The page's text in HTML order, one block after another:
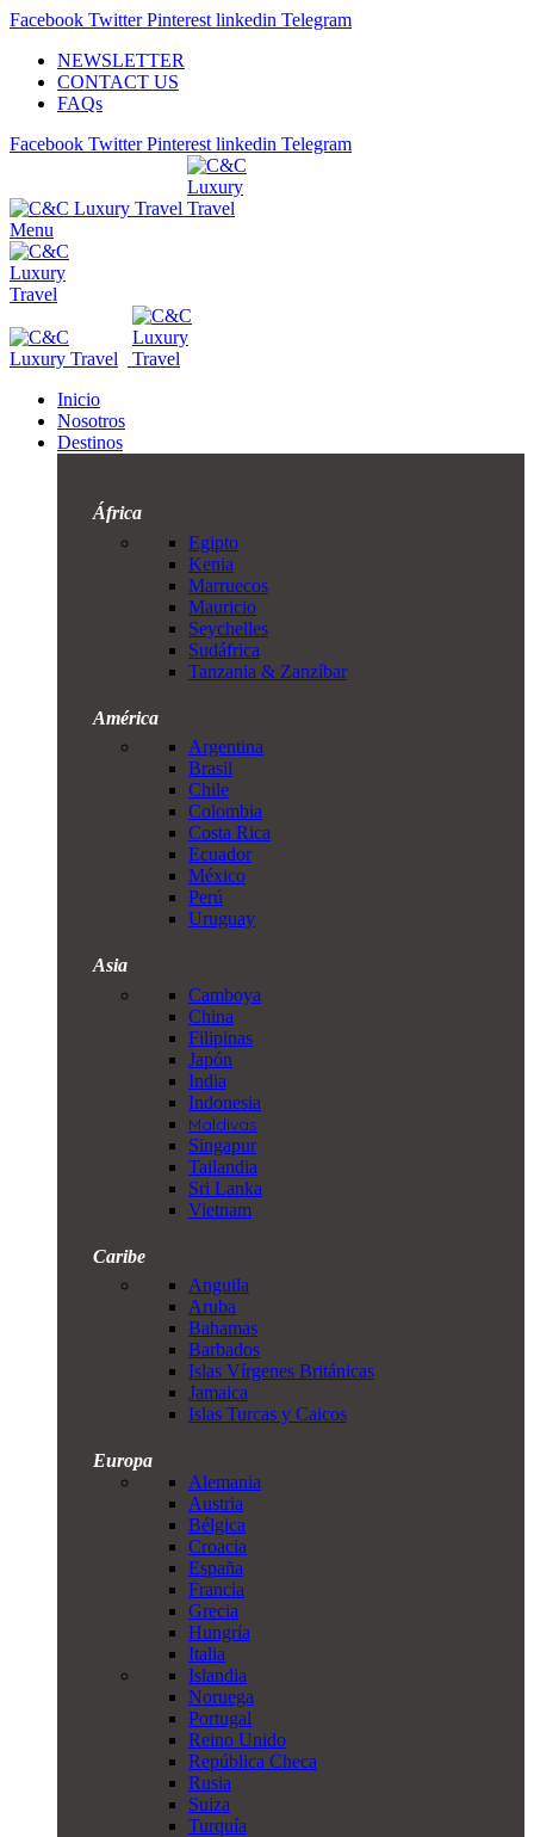
Facebook Twitter Pinterest linkedin Telegram
NEWSLETTER
CONTACT US
FAQs
Facebook Twitter Pinterest linkedin Telegram
Menu
Inicio
Nosotros
Destinos
África
Egipto
Kenia
Marruecos
Mauricio
Seychelles
Sudáfrica
Tanzania & Zanzíbar
América
Argentina
Brasil
Chile
Colombia
Costa Rica
Ecuador
México
Perú
Uruguay
Asia
Camboya
China
Filipinas
Japón
India
Indonesia
Maldivas
Singapur
Tailandia
Sri Lanka
Vietnam
Caribe
Anguila
Aruba
Bahamas
Barbados
Islas Vírgenes Británicas
Jamaica
Islas Turcas y Caicos
Europa
Alemania
Austria
Bélgica
Croacia
España
Francia
Grecia
Hungría
Italia
Islandia
Noruega
Portugal
Reino Unido
República Checa
Rusia
Suiza
Turquía